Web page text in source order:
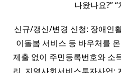
나왔나요?”
신규/갱신/변경 신청: 장애인
이돌봄 서비스 등 바우처를
제출 없이 주민등록번호와 소